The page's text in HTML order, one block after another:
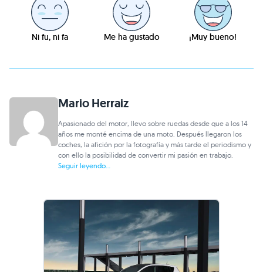
Ni fu, ni fa Me ha gustado ¡Muy bueno!
Mario Herraiz
Apasionado del motor, llevo sobre ruedas desde que a los 14
años me monté encima de una moto. Después llegaron los
coches, la afición por la fotografía y más tarde el periodismo y
con ello la posibilidad de convertir mi pasión en trabajo.
Seguir leyendo...